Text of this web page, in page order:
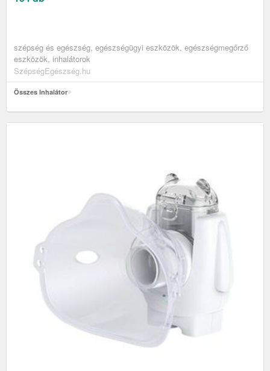
szépség és egészség, egészségügyi eszközök, egészségmegőrző
eszközök, inhalátorok
SzépségEgészség.hu
Összes Inhalátor